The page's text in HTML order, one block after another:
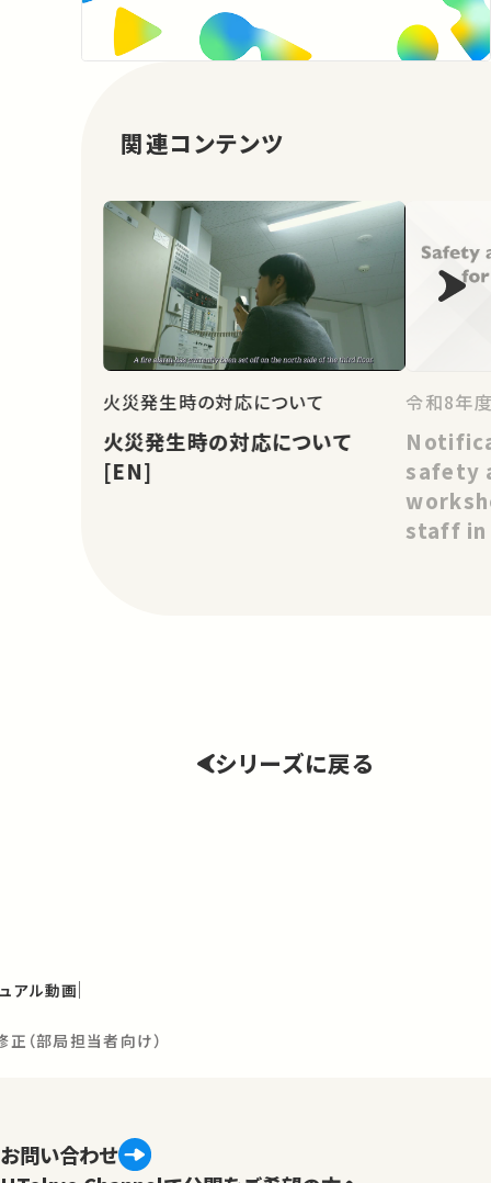
関連コンテンツ
火災発生時の対応について
火災発生時の対応について
[EN]
令和8年
safety
staff in
シリーズに戻る
アル動画
（部局担当者向け）
お問い合わせ